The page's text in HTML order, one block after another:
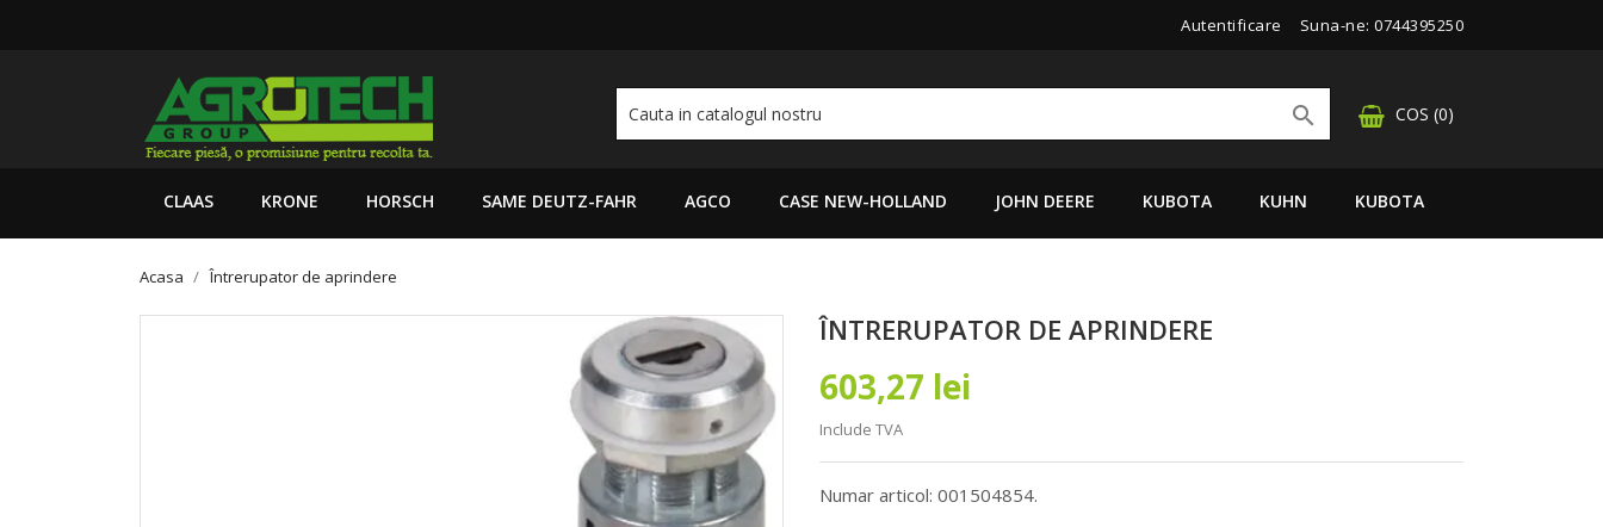
Autentificare Suna-ne: 0744395250
COS (0)

CLAAS KRONE HORSCH SAME DEUTZ-FAHR AGCO CASE NEW-HOLLAND JOHN DEERE KUBOTA KUHN KUBOTA
Acasa Întrerupator de aprindere
ÎNTRERUPATOR DE APRINDERE
603,27 lei
Include TVA
Numar articol: 001504854.